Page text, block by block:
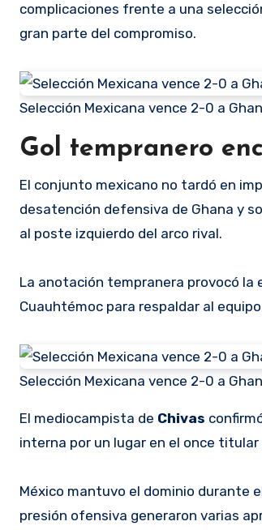
complicaciones frente a una
gran parte del compromiso.
Selección Mexicana vence 2-0 a
Gol tempranero
El conjunto mexicano no tardó en
desatención defensiva de Ghana y
al poste izquierdo del arco rival.
La anotación tempranera provocó la
Cuauhtémoc para respaldar al
Selección Mexicana vence 2-0 a
El mediocampista de Chivas
interna por un lugar en el once
México mantuvo el dominio durante
presión ofensiva generaron varias